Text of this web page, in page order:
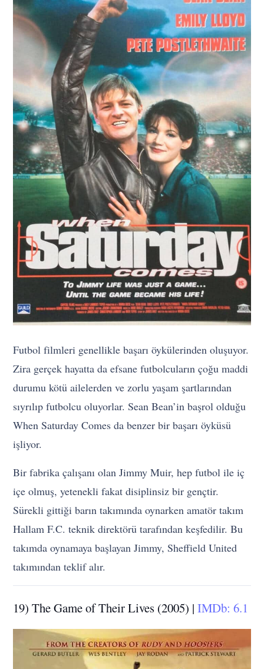
Futbol filmleri genellikle başarı öykülerinden oluşuyor.
Zira gerçek hayatta da efsane futbolcuların çoğu maddi
durumu kötü ailelerden ve zorlu yaşam şartlarından
sıyrılıp futbolcu oluyorlar. Sean Bean’in başrol olduğu
When Saturday Comes da benzer bir başarı öyküsü
işliyor.
Bir fabrika çalışanı olan Jimmy Muir, hep futbol ile iç
içe olmuş, yetenekli fakat disiplinsiz bir gençtir.
Sürekli gittiği barın takımında oynarken amatör takım
Hallam F.C. teknik direktörü tarafından keşfedilir. Bu
takımda oynamaya başlayan Jimmy, Sheffield United
takımından teklif alır.
19) The Game of Their Lives (2005) |IMDb: 6.1